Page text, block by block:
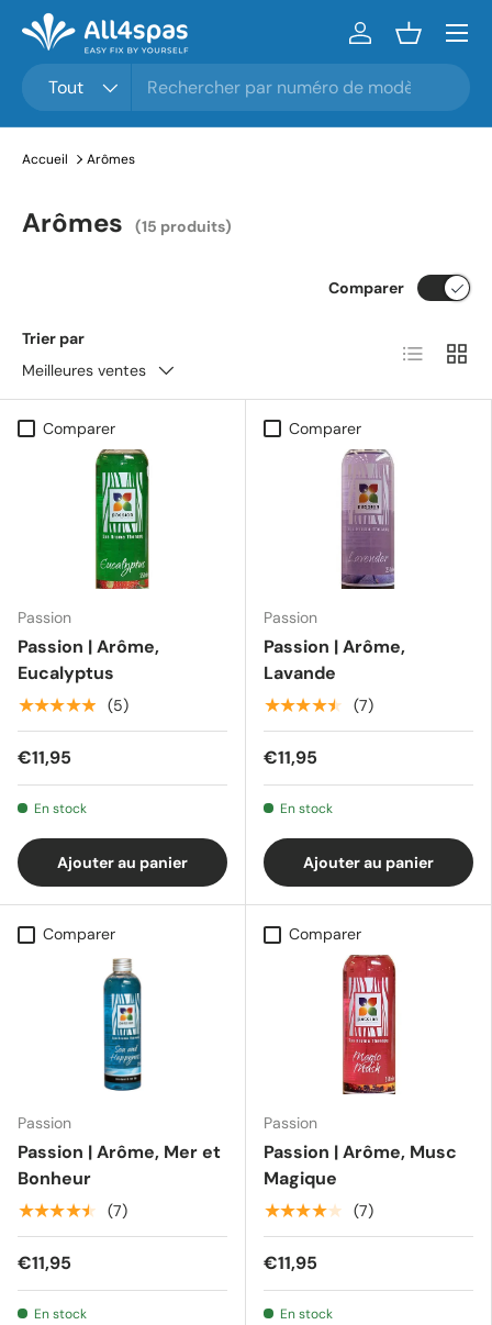
Aller au contenu
Tout
Se connecter
Panier
Menu
Accueil Arômes
Arômes (15 produits)
Trier par
Meilleures ventes
Comparer
Liste Grille
Comparer
Passion
Passion | Arôme,
Eucalyptus
★★★★★ (5)
€11,95
En stock
Ajouter au panier
Comparer
Passion
Passion | Arôme,
Lavande
★★★★★ (7)
€11,95
En stock
Ajouter au panier
Comparer
Passion
Passion | Arôme, Mer et
Bonheur
★★★★★ (7)
€11,95
En stock
Comparer
Passion
Passion | Arôme, Musc
Magique
★★★★★ (7)
€11,95
En stock